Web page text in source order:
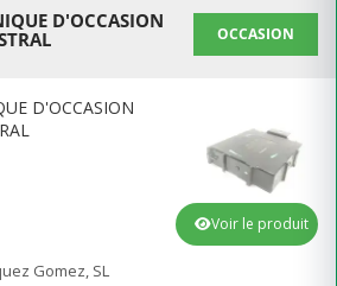
D'OCCASION
OCCASION
D'OCCASION
Gomez, SL
Voir le produit